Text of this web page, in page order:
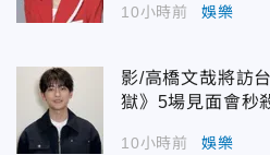
10小時前 娛樂
影/高橋文哉將訪
獄》5場見面會
10小時前 娛樂